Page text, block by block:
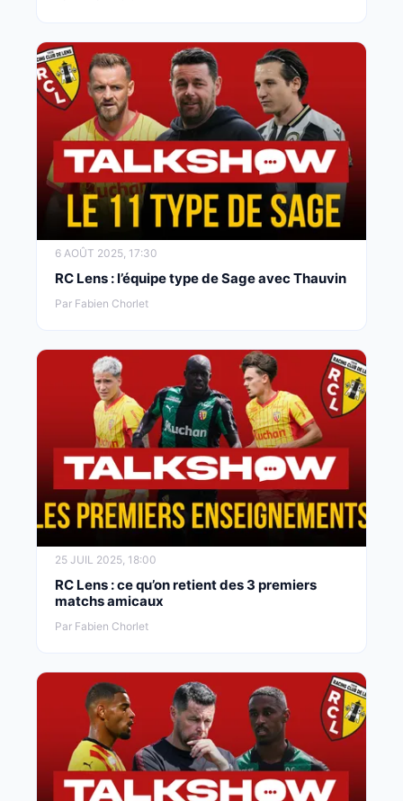
6 AOÛT 2025, 17:30
RC Lens : l’équipe type de Sage avec Thauvin
Par Fabien Chorlet
25 JUIL 2025, 18:00
RC Lens : ce qu’on retient des 3 premiers
matchs amicaux
Par Fabien Chorlet